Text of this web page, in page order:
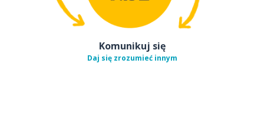
Komunikuj się
Daj się zrozumieć innym